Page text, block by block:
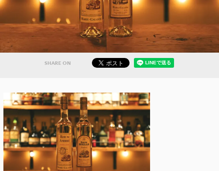
SHARE ON